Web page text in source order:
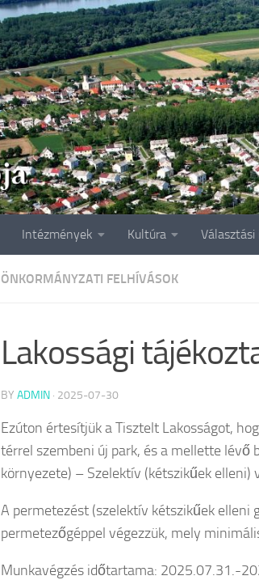
Intézmények Kultúra Választási
ÖNKORMÁNYZATI FELHÍVÁSOK
Lakossági
BY ADMIN · 2025-07-30
Ezúton értesítjük a Tisztelt Lakosságot,
térrel szembeni új park, és a mellette
környezete) – Szelektív (kétszikűek elleni)
A permetezést (szelektív kétszikűek
permetezőgéppel végezzük, mely
Munkavégzés időtartama: 2025.07.31.-